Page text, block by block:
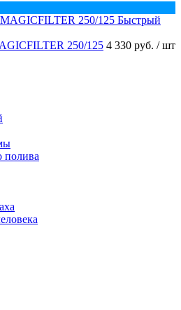
Быстрый
250/125 4 330 руб. / шт
полива